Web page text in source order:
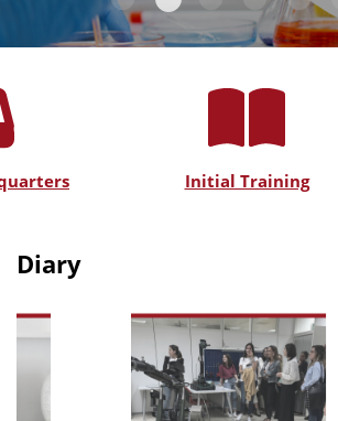
Initial Training
Diary